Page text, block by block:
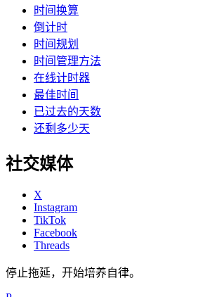
时间换算
倒计时
时间规划
时间管理方法
在线计时器
最佳时间
已过去的天数
还剩多少天
社交媒体
X
Instagram
TikTok
Facebook
Threads
停止拖延，开始培养自律。